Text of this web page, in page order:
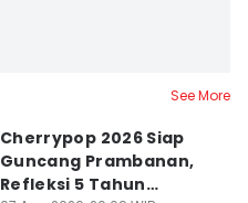
See More
Cherrypop 2026 Siap
Guncang Prambanan,
Refleksi 5 Tahun